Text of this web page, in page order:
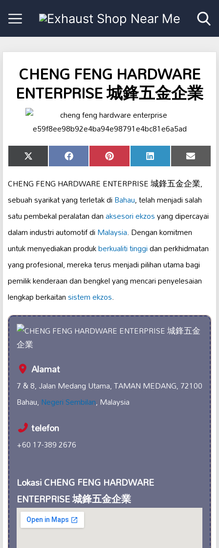
CHENG FENG HARDWARE
ENTERPRISE 城鋒五金企業
Share
on
X
(Twitter)
Share
on
Facebook Share
on
Pinterest Share
on
LinkedIn Share
on
Email
CHENG FENG HARDWARE ENTERPRISE 城鋒五金企業,
sebuah syarikat yang terletak diBahau, telah menjadi salah
satu pembekal peralatan danaksesori ekzosyang dipercayai
dalam industri automotif diMalaysia. Dengan komitmen
untuk menyediakan produkberkualiti tinggidan perkhidmatan
yang profesional, mereka terus menjadi pilihan utama bagi
pemilik kenderaan dan bengkel yang mencari penyelesaian
lengkap berkaitansistem ekzos.
Alamat
7 & 8, Jalan Medang Utama, TAMAN MEDANG, 72100
Bahau,Negeri Sembilan, Malaysia
telefon
+60 17-389 2676
Lokasi CHENG FENG HARDWARE
ENTERPRISE 城鋒五金企業